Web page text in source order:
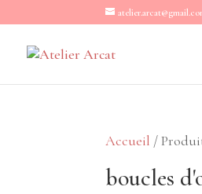
Accueil /
boucles